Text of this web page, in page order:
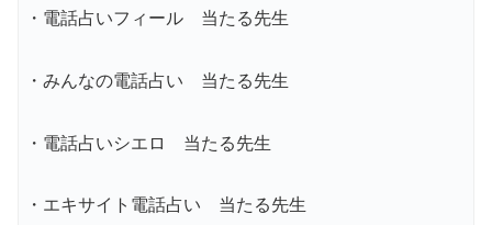
・電話占いフィール 当たる先生
・みんなの電話占い 当たる先生
・電話占いシエロ 当たる先生
・エキサイト電話占い 当たる先生